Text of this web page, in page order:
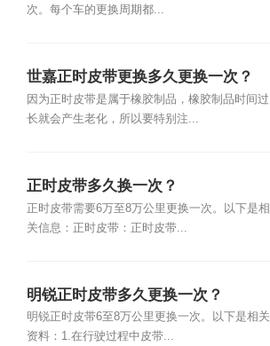
次。每个车的更换周期都...
世嘉正时皮带更换多久更换一次？
因为正时皮带是属于橡胶制品，橡胶制品时间过
长就会产生老化，所以要特别注...
正时皮带多久换一次？
正时皮带需要6万至8万公里更换一次。以下是相
关信息：正时皮带：正时皮带...
明锐正时皮带多久更换一次？
明锐正时皮带6至8万公里更换一次。以下是相关
资料：1.在行驶过程中皮带...